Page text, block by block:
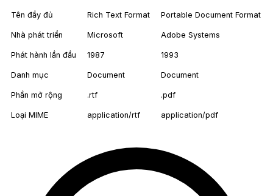
Tên đầy đủ Rich Text Format Portable Document Format
Nhà phát triển Microsoft Adobe Systems
Phát hành lần đầu 1987 1993
Danh mục Document Document
Phần mở rộng .rtf .pdf
Loại MIME application/rtf application/pdf